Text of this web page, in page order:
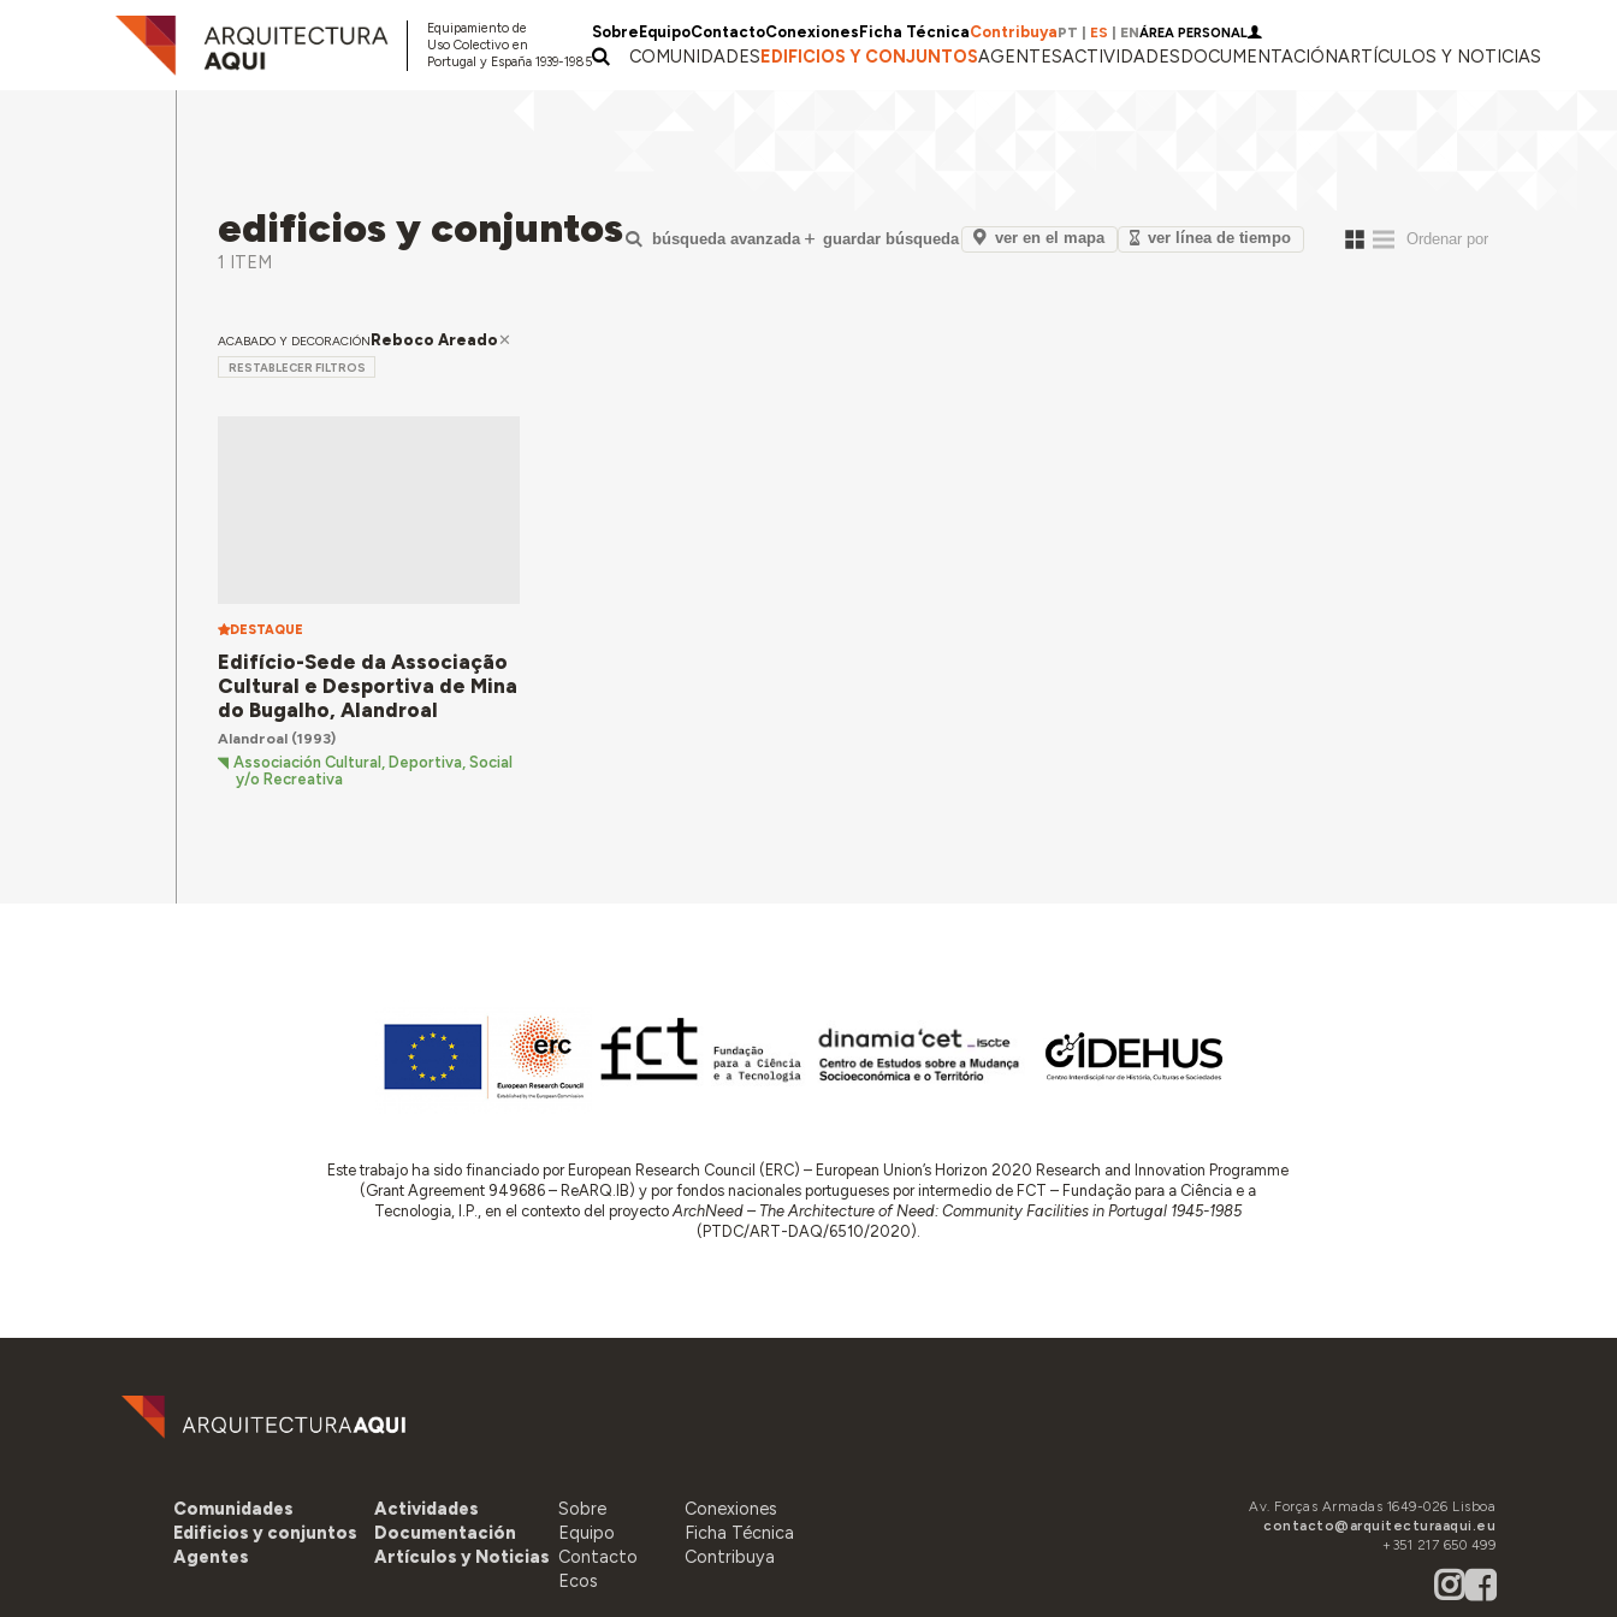
Equipamiento de
Uso Colectivo en
Portugal y España 1939-1985
Sobre EquipoContactoConexiones Ficha TécnicaContribuyaPT ES ENÁREA PERSONAL
COMUNIDADESEDIFICIOS Y CONJUNTOSAGENTESACTIVIDADESDOCUMENTACIÓNARTÍCULOS Y NOTICIAS
edificios y conjuntos
1 ITEM
búsqueda avanzada guardar búsqueda ver en el mapa ver línea de tiempo
ACABADO Y DECORACIÓN Reboco Areado
RESTABLECER FILTROS
DESTAQUE
Edifício-Sede da Associação
Cultural e Desportiva de Mina
do Bugalho, Alandroal
Alandroal (1993)
Associación Cultural, Deportiva, Social
y/o Recreativa
Este trabajo ha sido financiado por European Research Council (ERC) – European Union’s Horizon 2020 Research and Innovation Programme
(Grant Agreement 949686 – ReARQ.IB) y por fondos nacionales portugueses por intermedio de FCT – Fundação para a Ciência e a
Tecnologia, I.P., en el contexto del proyectoArchNeed – The Architecture of Need: Community Facilities in Portugal 1945-1985
(PTDC/ART-DAQ/6510/2020).
Comunidades
Edificios y conjuntos
Agentes
Actividades
Documentación
Artículos y Noticias
Sobre
Equipo
Contacto
Ecos
Conexiones
Ficha Técnica
Contribuya
Av. Forças Armadas 1649-026 Lisboa
contacto@arquitecturaaqui.eu
+351 217 650 499